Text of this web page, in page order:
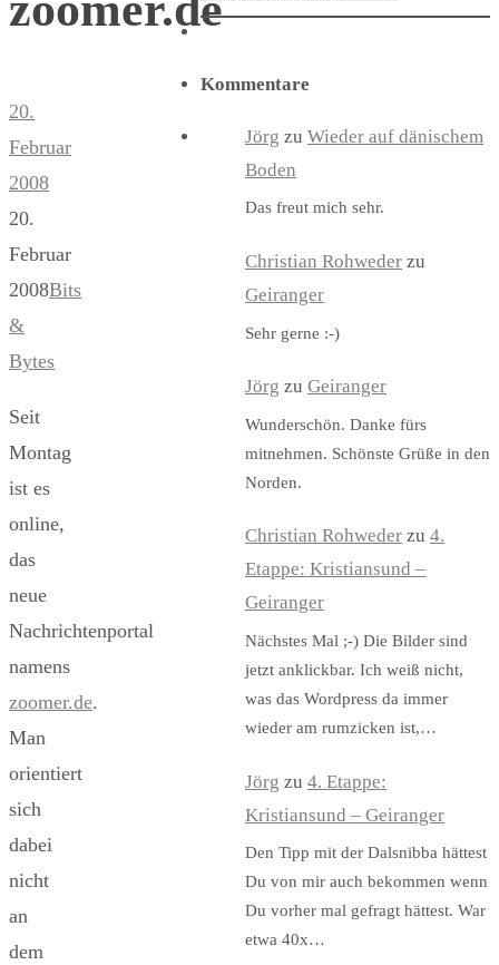
20.
Februar
2008
20.
Februar
2008Bits
&
Bytes
Seit
Montag
ist es
online,
das
neue
Nachrichtenportal
namens
zoomer.de.
Man
orientiert
sich
dabei
nicht
an
dem
Kommentare
Jörg zu Wieder auf dänischem
Boden
Das freut mich sehr.
Christian Rohweder zu
Geiranger
Sehr gerne :-)
Jörg zu Geiranger
Wunderschön. Danke fürs
mitnehmen. Schönste Grüße in den
Norden.
Christian Rohweder zu 4.
Etappe: Kristiansund –
Geiranger
Nächstes Mal ;-) Die Bilder sind
jetzt anklickbar. Ich weiß nicht,
was das Wordpress da immer
wieder am rumzicken ist,…
Jörg zu 4. Etappe:
Kristiansund – Geiranger
Den Tipp mit der Dalsnibba hättest
Du von mir auch bekommen wenn
Du vorher mal gefragt hättest. War
etwa 40x…